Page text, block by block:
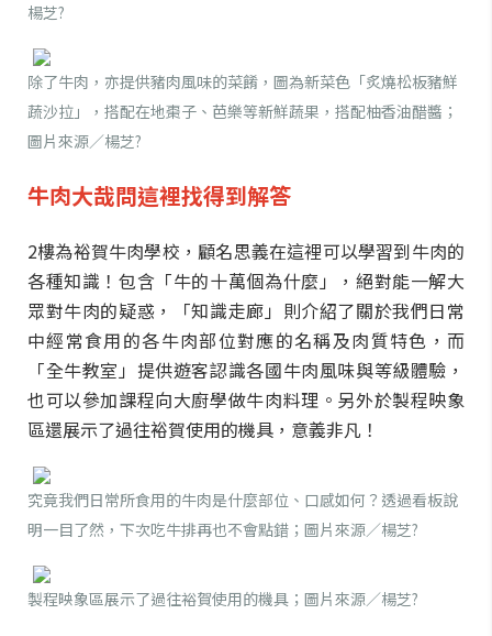
楊芝?
除了牛肉，亦提供豬肉風味的菜餚，圖為新菜色「炙燒松板豬鮮
蔬沙拉」，搭配在地棗子、芭樂等新鮮蔬果，搭配柚香油醋醬 ；
圖片來源／楊芝?
牛肉大哉問這裡找得到解答
2樓為裕賀牛肉學校，顧名思義在這裡可以學習到牛肉的
各種知識！包含「牛的十萬個為什麼」，絕對能一解大
眾對牛肉的疑惑，「知識走廊」則介紹了關於我們日常
中經常食用的各牛肉部位對應的名稱及肉質特色，而
「全牛教室」提供遊客認識各國牛肉風味與等級體驗，
也可以參加課程向大廚學做牛肉料理。另外於製程映象
區還展示了過往裕賀使用的機具，意義非凡！
究竟我們日常所食用的牛肉是什麼部位、口感如何？透過看板說
明一目了然，下次吃牛排再也不會點錯；圖片來源／楊芝?
製程映象區展示了過往裕賀使用的機具；圖片來源／楊芝?